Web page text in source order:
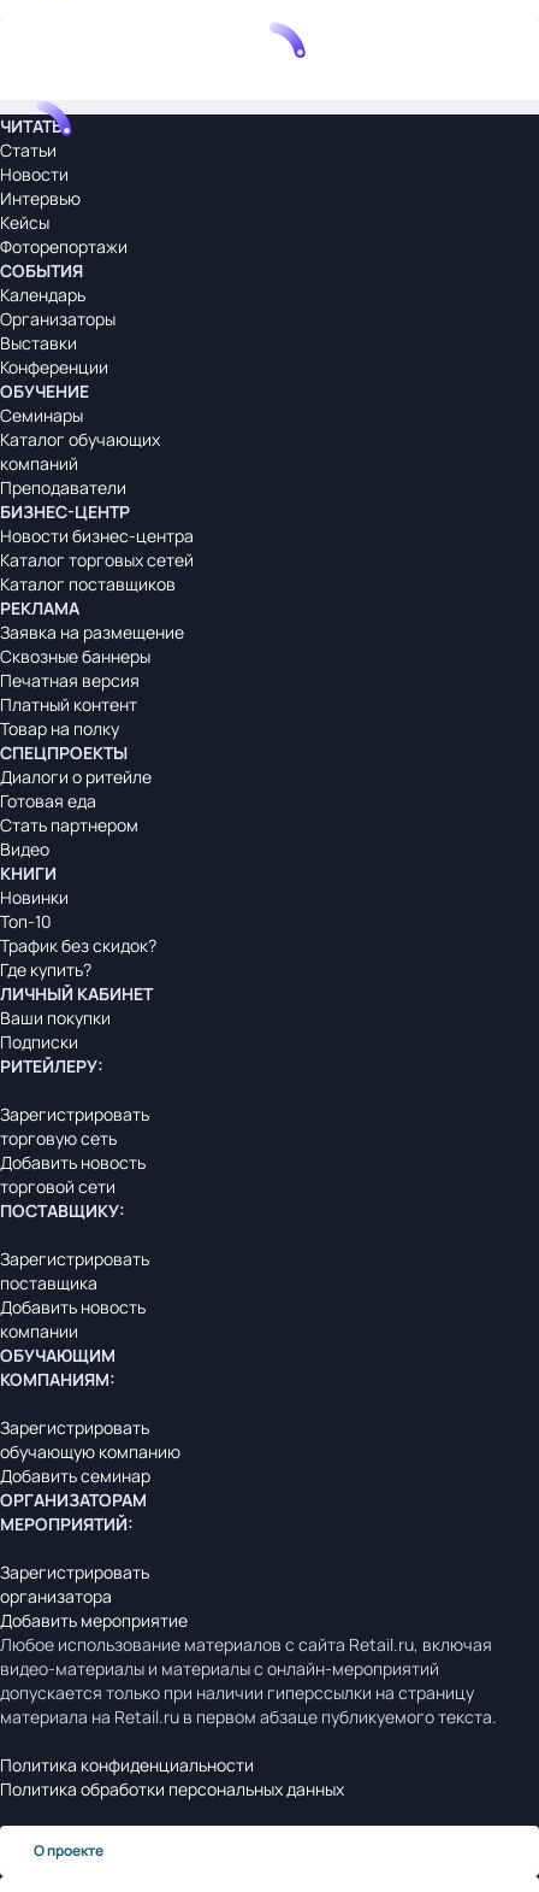
ЧИТАТЬ
Статьи
Новости
Интервью
Кейсы
Фоторепортажи
СОБЫТИЯ
Календарь
Организаторы
Выставки
Конференции
ОБУЧЕНИЕ
Семинары
Каталог обучающих
компаний
Преподаватели
БИЗНЕС-ЦЕНТР
Новости бизнес-центра
Каталог торговых сетей
Каталог поставщиков
РЕКЛАМА
Заявка на размещение
Сквозные баннеры
Печатная версия
Платный контент
Товар на полку
СПЕЦПРОЕКТЫ
Диалоги о ритейле
Готовая еда
Стать партнером
Видео
КНИГИ
Новинки
Топ-10
Трафик без скидок?
Где купить?
ЛИЧНЫЙ КАБИНЕТ
Ваши покупки
Подписки
РИТЕЙЛЕРУ:
Зарегистрировать
торговую сеть
Добавить новость
торговой сети
ПОСТАВЩИКУ:
Зарегистрировать
поставщика
Добавить новость
компании
ОБУЧАЮЩИМ
КОМПАНИЯМ:
Зарегистрировать
обучающую компанию
Добавить семинар
ОРГАНИЗАТОРАМ
МЕРОПРИЯТИЙ:
Зарегистрировать
организатора
Добавить мероприятие
Любое использование материалов с сайта Retail.ru, включая
видео-материалы и материалы с онлайн-мероприятий
допускается только при наличии гиперссылки на страницу
материала на Retail.ru в первом абзаце публикуемого текста.
Политика конфиденциальности
Политика обработки персональных данных
О проекте